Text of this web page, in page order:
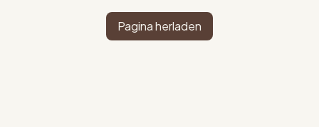
Pagina herladen